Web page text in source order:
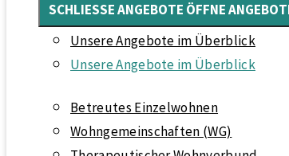
SCHLIESSE ANGEBOTE
ÖFFNE
Unsere Angebote im Überblick
Unsere Angebote im Überblick
Betreutes Einzelwohnen
Wohngemeinschaften (WG)